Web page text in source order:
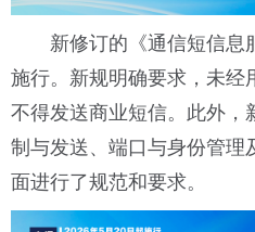
新修订的《通信短信息
施行。新规明确要求，未经
不得发送商业短信。此外，
制与发送、端口与身份管理
面进行了规范和要求。